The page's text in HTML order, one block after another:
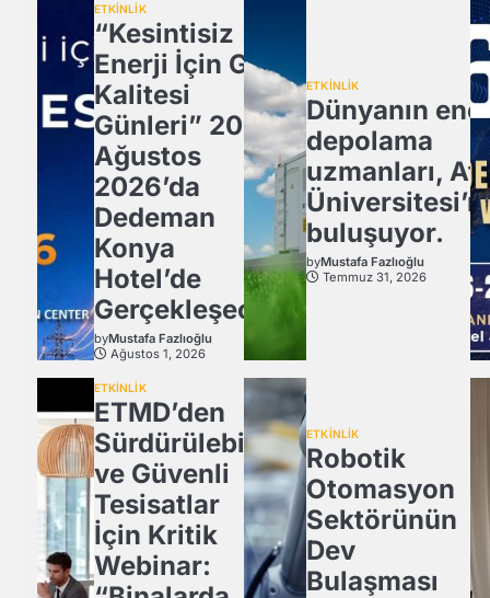
ETKİNLİK
“Kesintisiz
Enerji İçin Güç
Kalitesi
Günleri” 20
Ağustos
2026’da
Dedeman
Konya
Hotel’de
Gerçekleşecek
byMustafa Fazlıoğlu
Ağustos 1, 2026
ETKİNLİK
Dünyanın
depolama
uzmanları,
buluşuyor.
byMustafa Fazlıoğlu
Temmuz 31, 2026
ETKİNLİK
ETMD’den
Sürdürülebilir
ve Güvenli
Tesisatlar
İçin Kritik
Webinar:
ETKİNLİK
Robotik
Otomasyon
Sektörünün
Dev
Bulaşması